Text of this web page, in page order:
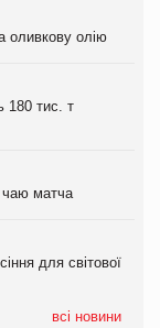
оливкову олію
180 тис. т
чаю матча
для світової
всі новини
оливкову олію
180 тис. т
чаю матча
для світової
оливкову олію
чаю матча
для світової